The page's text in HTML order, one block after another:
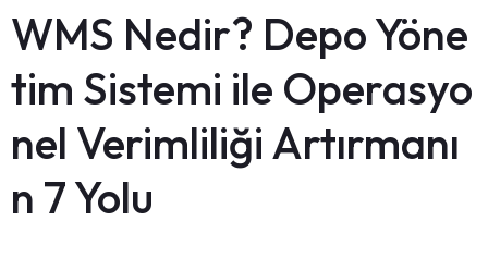
WMS Nedir? Depo Yöne
tim Sistemi ile Operasyo
nel Verimliliği Artırmanı
n 7 Yolu